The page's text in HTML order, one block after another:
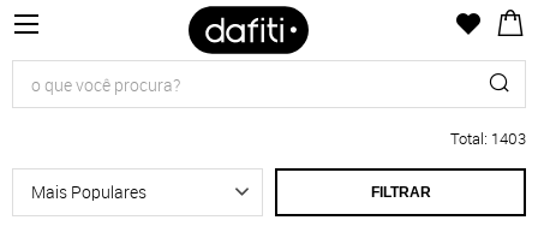
Total: 1403
FILTRAR